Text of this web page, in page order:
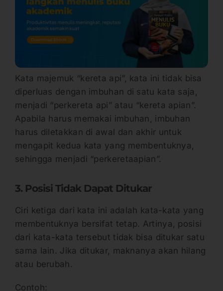
Kata majemuk “kereta api”, kata ini tidak bisa
diperluas dengan imbuhan di satu kata saja,
menjadi “perkereta api” atau “kereta apian”.
Apabila harus memakai imbuhan, imbuhan
harus diletakkan di awal dan akhir untuk
mengapit kedua kata yang membentuknya,
sehingga menjadi “perkeretaapian”.
3. Posisi Tidak Dapat Ditukar
Ciri ketiga dari kata ini adalah kata-kata yang
membentuknya bersifat tetap. Artinya, posisi
dari kata-kata tersebut tidak bisa ditukar satu
sama lain. Jika ditukar, maknanya akan hilang
atau berubah.
Contoh: